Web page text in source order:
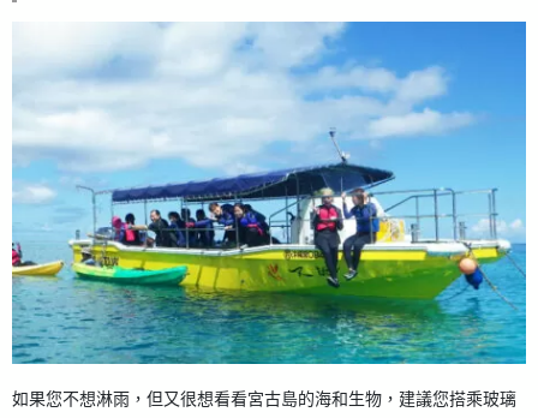
如果您不想淋雨，但又很想看看宮古島的海和生物，建議您搭乘玻璃